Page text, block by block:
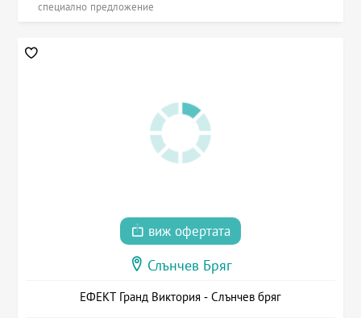
специално предложение
виж офертата
Слънчев Бряг
ЕФЕКТ Гранд Виктория - Слънчев бряг